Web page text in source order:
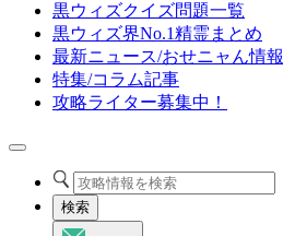
黒ウィズクイズ問題一覧
黒ウィズ界No.1精霊まとめ
最新ニュース/おせニャん情報
特集/コラム記事
攻略ライター募集中！
検索